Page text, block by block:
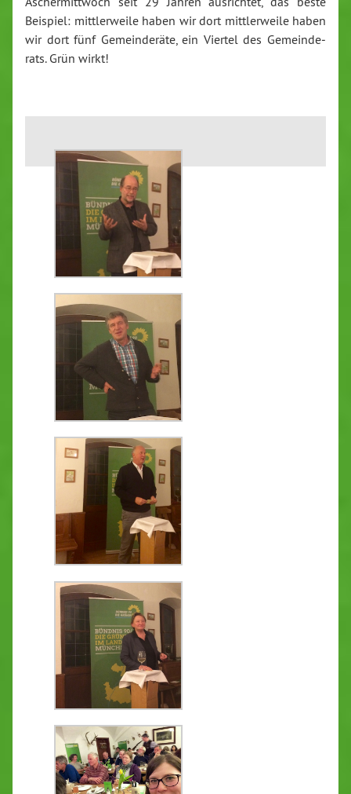
Beispiel: mitt­ler­wei­le haben wir dort mitt­ler­wei­le haben
wir dort fünf Ge­mein­de­rä­te, ein Viertel des Ge­mein­de­
rats. Grün wirkt!